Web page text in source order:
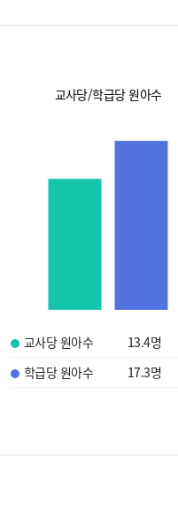
교사당/학급당 원아수
교사당 원아수 13.4명
학급당 원아수
17.3명